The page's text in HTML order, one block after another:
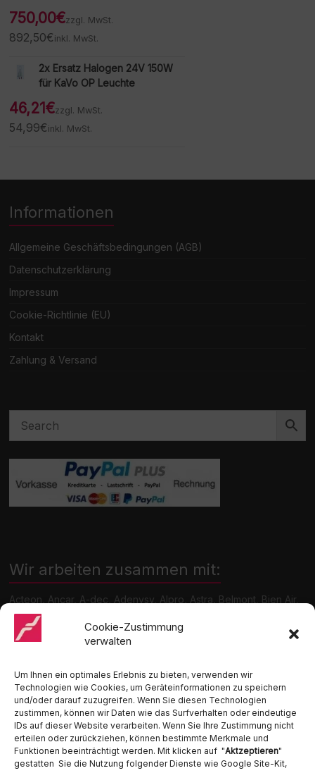
Cookie-Zustimmung
verwalten
Um Ihnen ein optimales Erlebnis zu bieten, verwenden wir
Technologien wie Cookies, um Geräteinformationen zu speichern
und/oder darauf zuzugreifen. Wenn Sie diesen Technologien
zustimmen, können wir Daten wie das Surfverhalten oder eindeutige
IDs auf dieser Website verarbeiten. Wenn Sie Ihre Zustimmung nicht
erteilen oder zurückziehen, können bestimmte Merkmale und
Funktionen beeinträchtigt werden. Mit klicken auf "Aktzeptieren"
gestatten Sie die Nutzung folgender Dienste wie Google Site-Kit,
750,00€zzgl. MwSt.
892,50€ inkl. MwSt.
2x Ersatz Halogen 24V 150W
für KaVo OP Leuchte
46,21€zzgl. MwSt.
54,99€ inkl. MwSt.
Informationen
Allgemeine Geschäftsbedingungen (AGB)
Datenschutzerklärung
Impressum
Cookie-Richtlinie (EU)
Kontakt
Zahlung & Versand
Wir arbeiten zusammen mit:
Acteon, Ancar, A-dec, Adenysy, Alpro, Astra, Belmont, Bien Air,
Cattani, Chirana, DCI, Dürr, ETI, Euronda, Faro, Gcomm, KaVo,
Medentex, Melag, Midmark, Metasys, MK-Dent, NSK, Ophardt
Hygiene, Ritter, Satelec, Scican, TKD, Velopex, u.v.m
Ambident GmbH